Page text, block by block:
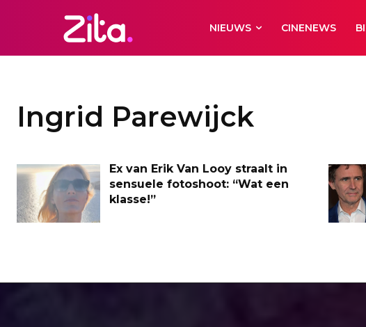
NIEUWS CINENEWS
Ingrid Parewijck
Ex van Erik Van Looy straalt in
sensuele fotoshoot: “Wat een
klasse!”